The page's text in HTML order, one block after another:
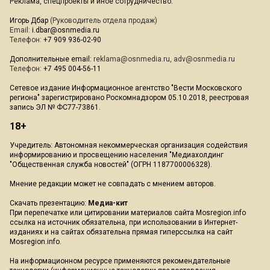
Игорь Дбар (Руководитель отдела продаж)
Email: i.dbar@osnmedia.ru
Телефон: +7 909 936-02-90
Дополнительные email: reklama@osnmedia.ru, adv@osnmedia.ru
Телефон: +7 495 004-56-11
Сетевое издание Информационное агентство "Вести Московского
региона" зарегистрировано Роскомнадзором 05.10.2018, реестровая
запись ЭЛ № ФС77-73861.
18+
Учредитель: Автономная некоммерческая организация содействия
информированию и просвещению населения "Медиахолдинг
"Общественная служба новостей" (ОГРН 1187700006328).
Мнение редакции может не совпадать с мнением авторов.
Скачать презентацию: Медиа-кит
При перепечатке или цитировании материалов сайта Mosregion.info
ссылка на источник обязательна, при использовании в Интернет-
изданиях и на сайтах обязательна прямая гиперссылка на сайт
Mosregion.info.
На информационном ресурсе применяются рекомендательные